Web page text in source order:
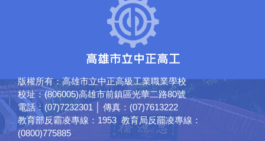
版權所有：高雄市立中正高級工業職業學校
校址：(806005)高雄市前鎮區光華二路80號
電話：(07)7232301 │ 傳真：(07)7613222
教育部反霸凌專線：1953 教育局反罷凌專線：
(0800)775885